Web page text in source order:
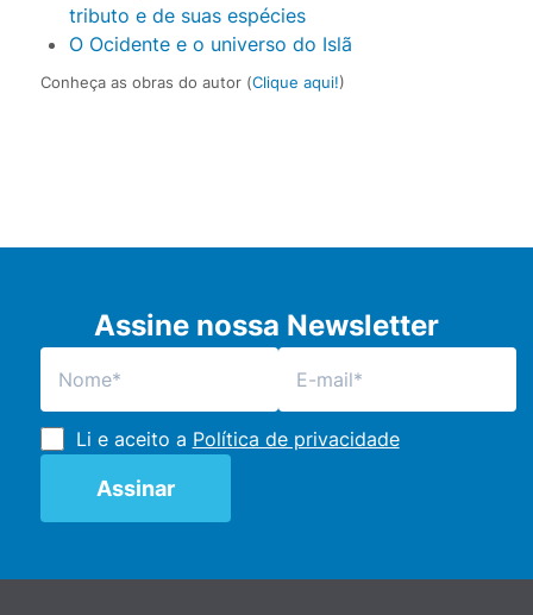
tributo e de suas espécies
O Ocidente e o universo do Islã
Conheça as obras do autor (Clique aqui!)
Assine nossa Newsletter
Li e aceito a Política de privacidade